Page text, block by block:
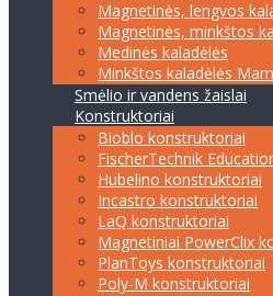
Magnetinės, lengvos
Magnetinės, minkštos
Medinės kaladėlės
Minkštos kaladėlės
Smėlio ir vandens žaislai
Konstruktoriai
Bioblo konstruktoriai
FischerTechnik
Hubelino konstruktoriai
Incastro konstruktoriai
LaQ konstruktoriai
Magnetiniai PowerClix
PlanToys konstruktoriai
Poly-M konstruktoriai